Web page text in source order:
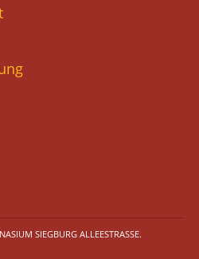
SIEGBURG ALLEESTRASSE.